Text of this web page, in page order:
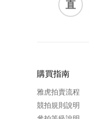
直
購買指南
雅虎拍賣流程
競拍規則說明